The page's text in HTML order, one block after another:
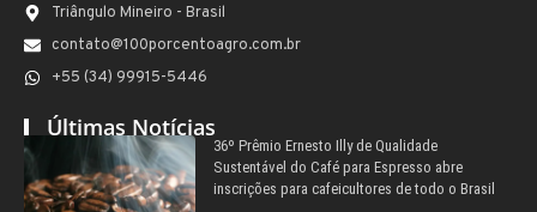
Triângulo Mineiro - Brasil
contato@100porcentoagro.com.br
+55 (34) 99915-5446
Últimas Notícias
36º Prêmio Ernesto Illy de Qualidade
Sustentável do Café para Espresso abre
inscrições para cafeicultores de todo o Brasil